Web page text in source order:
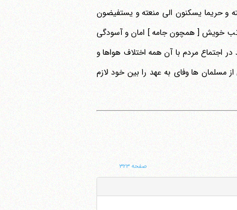
و حریما یسکنون الی منعته و یستفیضون
جانب خویش [ همچون جامه ] امان و آسودگی
اجتماع مردم با آن همه اختلاف هواها و
مسلمان ها وفای به عهد را بین خود لازم
صفحه ۳۲۳